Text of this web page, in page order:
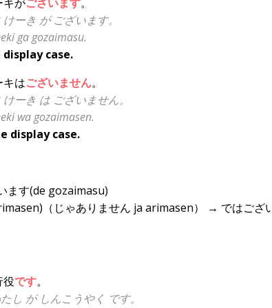
ーき が ございます。
ga gozaimasu.
case.
キはございません。
ーき は ございません。
wa gozaimasen.
display case.
ます(de gozaimasu)
（じゃありません ja arimasen） → ではご
役です。
し が しんこうやく です。